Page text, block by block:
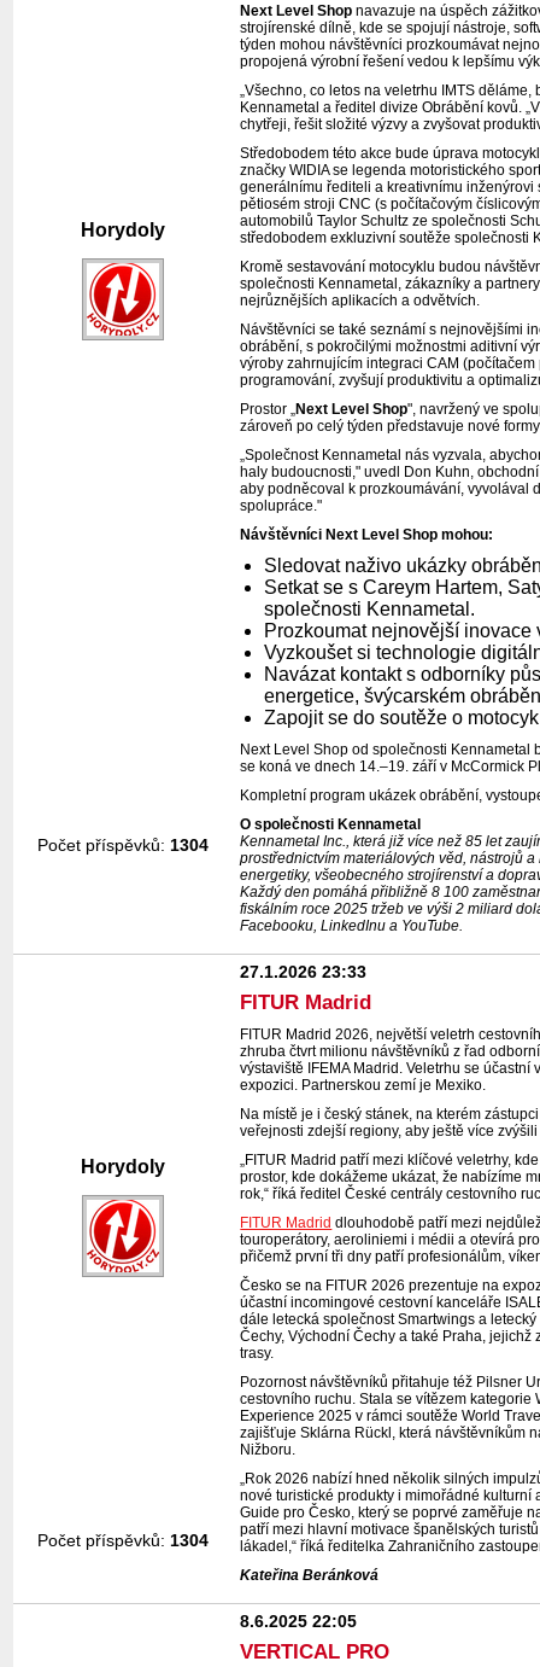
Horydoly
Next Level Shopnavazuje na úspěch
strojírenské dílně, kde se spojují nástroje,
týden mohou návštěvníci prozkoumávat
propojená výrobní řešení vedou k lepšímu
„Všechno, co letos na veletrhu IMTS
Kennametal a ředitel divize Obrábění kovů.
chytřeji, řešit složité výzvy a zvyšovat
Středobodem této akce bude úprava
značky WIDIA se legenda motoristického
generálnímu řediteli a kreativnímu
pětiosém stroji CNC (s počítačovým
automobilů Taylor Schultz ze společnosti
středobodem exkluzivní soutěže společnosti
Kromě sestavování motocyklu budou
společnosti Kennametal, zákazníky a
nejrůznějších aplikacích a odvětvích.
Návštěvníci se také seznámí s nejnovějšími
obrábění, s pokročilými možnostmi aditivní
výroby zahrnujícím integraci CAM
programování, zvyšují produktivitu a
Prostor „Next Level Shop", navržený ve
zároveň po celý týden představuje nové
„Společnost Kennametal nás vyzvala,
haly budoucnosti," uvedl Don Kuhn,
aby podněcoval k prozkoumávání, vyvolával
spolupráce."
Návštěvníci Next Level Shop mohou:
Sledovat naživo ukázky
Setkat se s Careym Hartem,
společnosti Kennametal.
Prozkoumat nejnovější
Vyzkoušet si technologie
Navázat kontakt s odborníky
energetice, švýcarském
Zapojit se do soutěže o
Next Level Shop od společnosti Kennametal
se koná ve dnech 14.–19. září v McCormick
Kompletní program ukázek obrábění,
O společnosti Kennametal
Kennametal Inc., která již více než 85 let
prostřednictvím materiálových věd, nástrojů
energetiky, všeobecného strojírenství a
Každý den pomáhá přibližně 8 100
fiskálním roce 2025 tržeb ve výši 2 miliard
Facebooku, LinkedInu a YouTube.
Počet příspěvků: 1304
Horydoly
27.1.2026 23:33
FITUR Madrid
FITUR Madrid 2026, největší veletrh
zhruba čtvrt milionu návštěvníků z řad
výstaviště IFEMA Madrid. Veletrhu se
expozici. Partnerskou zemí je Mexiko.
Na místě je i český stánek, na kterém
veřejnosti zdejší regiony, aby ještě více
„FITUR Madrid patří mezi klíčové veletrhy,
prostor, kde dokážeme ukázat, že nabízíme
rok,“ říká ředitel České centrály cestovního
FITUR Madrid dlouhodobě patří mezi
touroperátory, aeroliniemi i médii a otevírá
přičemž první tři dny patří profesionálům,
Česko se na FITUR 2026 prezentuje na
účastní incomingové cestovní kanceláře
dále letecká společnost Smartwings a
Čechy, Východní Čechy a také Praha,
trasy.
Pozornost návštěvníků přitahuje též Pilsner
cestovního ruchu. Stala se vítězem kategorie
Experience 2025 v rámci soutěže World
zajišťuje Sklárna Rückl, která návštěvníkům
Nižboru.
„Rok 2026 nabízí hned několik silných
nové turistické produkty i mimořádné
Guide pro Česko, který se poprvé zaměřuje
patří mezi hlavní motivace španělských
lákadel,“ říká ředitelka Zahraničního
Kateřina Beránková
Počet příspěvků: 1304
8.6.2025 22:05
VERTICAL PRO